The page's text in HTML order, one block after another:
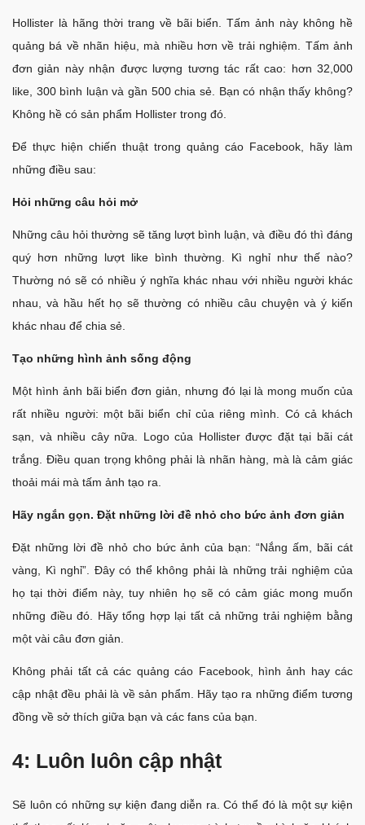
Hollister là hãng thời trang về bãi biển. Tấm ảnh này không hề
quảng bá về nhãn hiệu, mà nhiều hơn về trải nghiệm. Tấm ảnh
đơn giản này nhận được lượng tương tác rất cao: hơn 32,000
like, 300 bình luận và gần 500 chia sẻ. Bạn có nhận thấy không?
Không hề có sản phẩm Hollister trong đó.
Để thực hiện chiến thuật trong quảng cáo Facebook, hãy làm
những điều sau:
Hỏi những câu hỏi mở
Những câu hỏi thường sẽ tăng lượt bình luận, và điều đó thì đáng
quý hơn những lượt like bình thường. Kì nghỉ như thế nào?
Thường nó sẽ có nhiều ý nghĩa khác nhau với nhiều người khác
nhau, và hầu hết họ sẽ thường có nhiều câu chuyện và ý kiến
khác nhau để chia sẻ.
Tạo những hình ảnh sống động
Một hình ảnh bãi biển đơn giản, nhưng đó lại là mong muốn của
rất nhiều người: một bãi biển chỉ của riêng mình. Có cả khách
sạn, và nhiều cây nữa. Logo của Hollister được đặt tại bãi cát
trắng. Điều quan trọng không phải là nhãn hàng, mà là cảm giác
thoải mái mà tấm ảnh tạo ra.
Hãy ngắn gọn. Đặt những lời đề nhỏ cho bức ảnh đơn giản
Đặt những lời đề nhỏ cho bức ảnh của bạn: “Nắng ấm, bãi cát
vàng, Kì nghỉ”. Đây có thể không phải là những trải nghiệm của
họ tại thời điểm này, tuy nhiên họ sẽ có cảm giác mong muốn
những điều đó. Hãy tổng hợp lại tất cả những trải nghiệm bằng
một vài câu đơn giản.
Không phải tất cả các quảng cáo Facebook, hình ảnh hay các
cập nhật đều phải là về sản phẩm. Hãy tạo ra những điểm tương
đồng về sở thích giữa bạn và các fans của bạn.
4: Luôn luôn cập nhật
Sẽ luôn có những sự kiện đang diễn ra. Có thể đó là một sự kiện